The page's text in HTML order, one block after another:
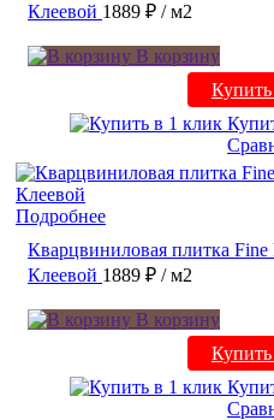
Клеевой 1889 ₽ / м2
В корзину
Подробнее
Кварцвиниловая плитка
Клеевой 1889 ₽ / м2
В корзину